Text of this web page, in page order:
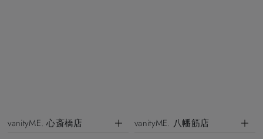
vanityME. 心斎橋店 vanityME. 八幡筋店